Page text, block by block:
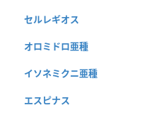
セルレギオス
オロミドロ亜種
イソネミクニ亜種
エスピナス